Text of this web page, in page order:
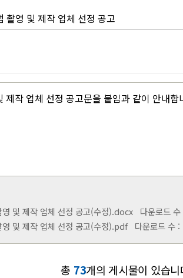
촬영 및 제작 업체 선정 공고
작 업체 선정 공고문을 붙임과 같이 안내합
및 제작 업체 선정 공고(수정).docx다운로드 수
및 제작 업체 선정 공고(수정).pdf다운로드 수 :
총 73개의 게시물이 있습니